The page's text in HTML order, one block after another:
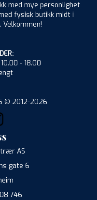
med mye personlighet
fysisk butikk midt i
- 18.00
© 2012-2026
AS
gate 6
746